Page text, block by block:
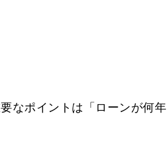
なポイントは「ローンが何年